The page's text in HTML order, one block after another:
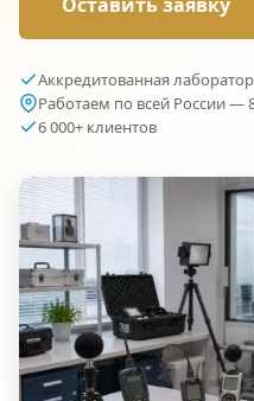
Аккредитованная
Работаем по всей России —
6 000+ клиентов